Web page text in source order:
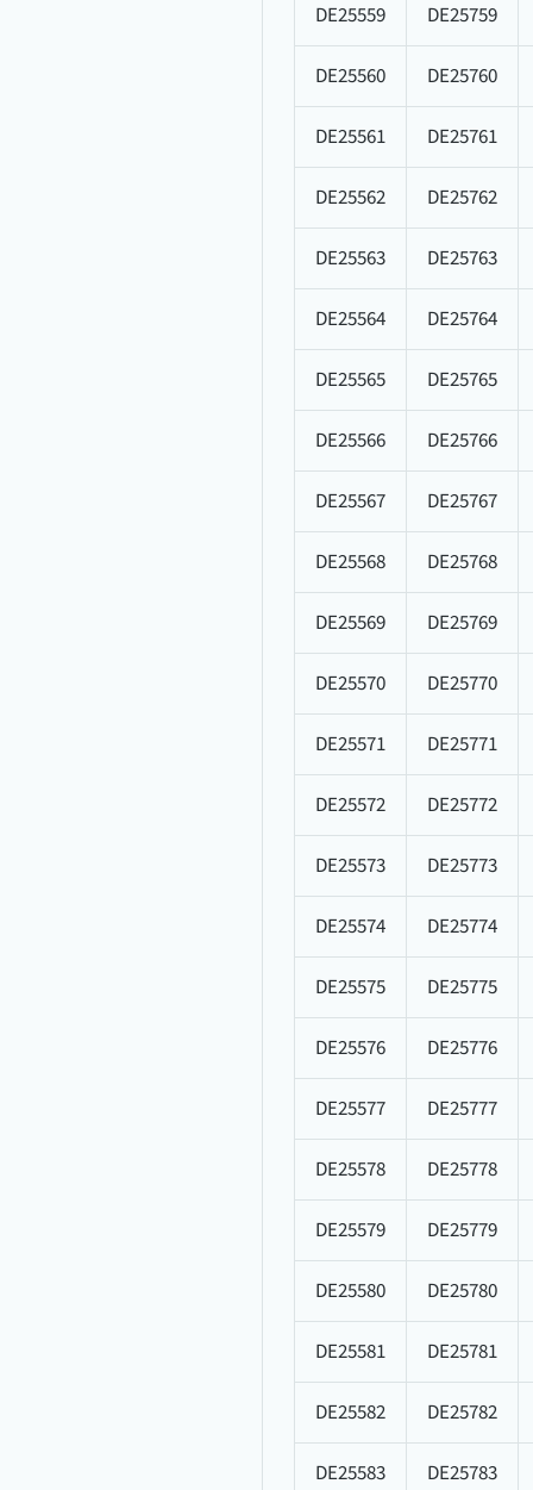
DE25559 DE25759
DE25560 DE25760
DE25561 DE25761
DE25562 DE25762
DE25563 DE25763
DE25564 DE25764
DE25565 DE25765
DE25566 DE25766
DE25567 DE25767
DE25568 DE25768
DE25569 DE25769
DE25570 DE25770
DE25571 DE25771
DE25572 DE25772
DE25573 DE25773
DE25574 DE25774
DE25575 DE25775
DE25576 DE25776
DE25577 DE25777
DE25578 DE25778
DE25579 DE25779
DE25580 DE25780
DE25581 DE25781
DE25582 DE25782
DE25583 DE25783